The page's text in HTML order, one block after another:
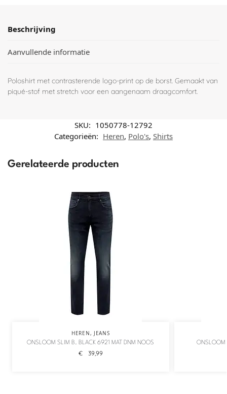
Beschrijving
Aanvullende informatie
Poloshirt met contrasterende logo-print op de borst. Gemaakt van
piqué-stof met stretch voor een aangenaam draagcomfort.
SKU: 1050778-12792
Categorieën: Heren, Polo's, Shirts
Gerelateerde producten
HEREN, JEANS
ONSLOOM SLIM B. BLACK 6921 MAT DNM NOOS
€ 39,99
ONSLOOM